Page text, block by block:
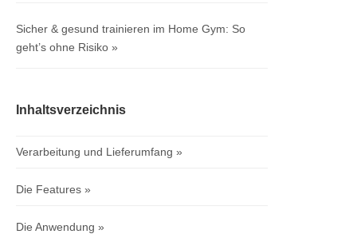
Sicher & gesund trainieren im Home Gym: So
geht’s ohne Risiko
Inhaltsverzeichnis
Verarbeitung und Lieferumfang
Die Features
Die Anwendung